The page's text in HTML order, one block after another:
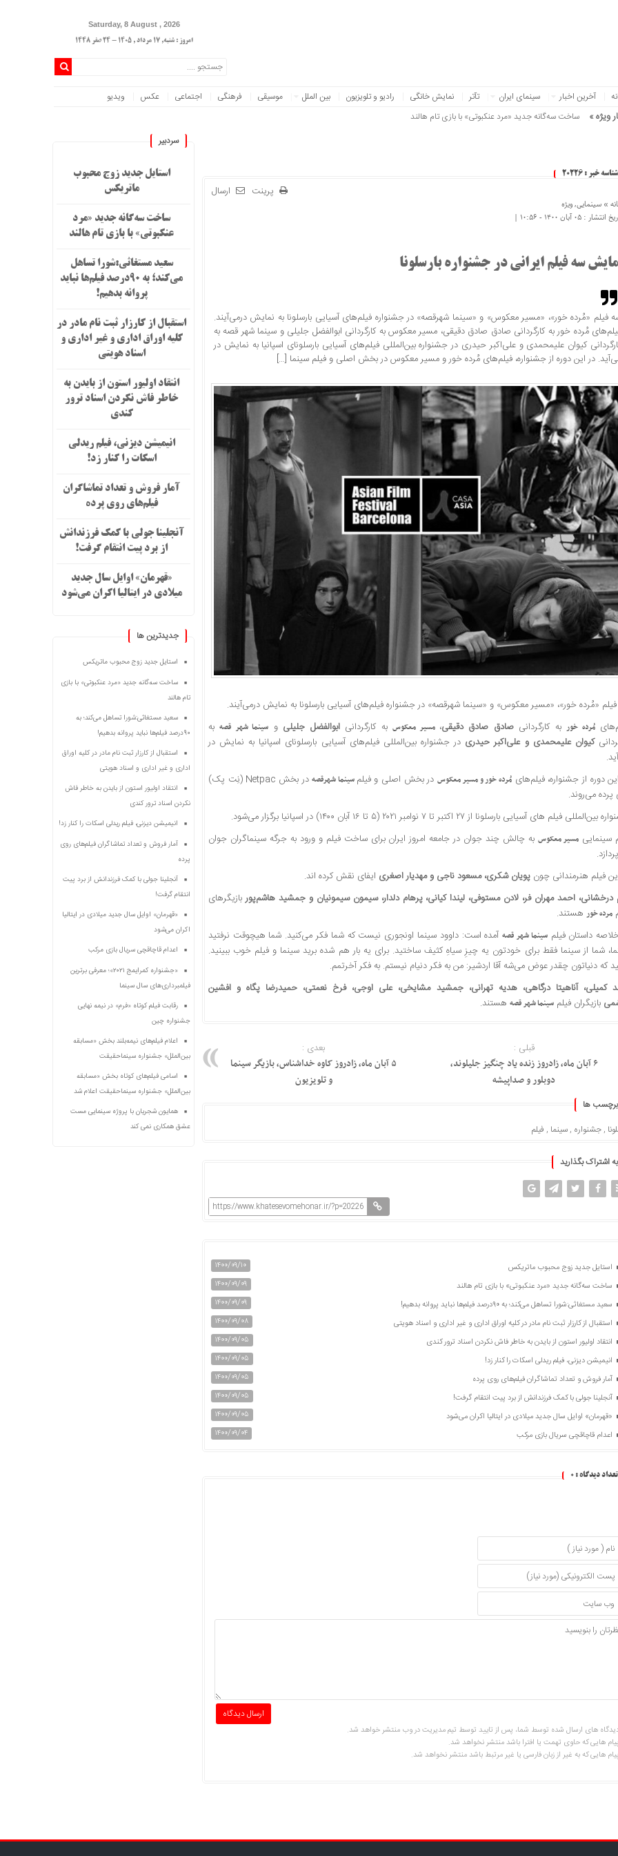
Saturday, 8 August , 2026
امروز : شنبه, ۱۷ مرداد , ۱۴۰۵ - 24 صفر 1448
آخرین اخبار سینمای ایران تآتر نمایش خانگی رادیو و تلویزیون بین الملل موسیقی فرهنگی اجتماعی عکس ویدیو
ویژه » ساخت سه‌گانه جدید «مرد عنکبوتی» با بازی تام هالند
شناسه خبر : 20226
ارسال پرینت
» سینمایی,ویژه
انتشار : ۰۵ آبان ۱۴۰۰ - ۱۰:۵۶ |
سه فیلم ایرانی در جشنواره بارسلونا
فیلم «مُرده خور»، «مسیر معکوس» و «سینما شهرقصه» در جشنواره فیلم‌های آسیایی بارسلونا به نمایش درمی‌آیند.
مُرده خور به کارگردانی صادق صادق دقیقی، مسیر معکوس به کارگردانی ابوالفضل جلیلی و سینما شهر قصه به
کیوان علیمحمدی و علی‌اکبر حیدری در جشنواره بین‌المللی فیلم‌های آسیایی بارسلونای اسپانیا به نمایش در
در این دوره از جشنواره، فیلم‌های مُرده خور و مسیر معکوس در بخش اصلی و فیلم سینما […]
«مُرده خور»، «مسیر معکوس» و «سینما شهرقصه» در جشنواره فیلم‌های آسیایی بارسلونا به نمایش درمی‌آیند.
مُرده خوربه کارگردانی صادق صادق دقیقی، مسیر معکوسبه کارگردانی ابوالفضل جلیلی و سینما شهر قصهبه
کیوان علیمحمدی و علی‌اکبر حیدری در جشنواره بین‌المللی فیلم‌های آسیایی بارسلونای اسپانیا به نمایش در
دوره از جشنواره، فیلم‌هایمُرده خور و مسیر معکوسدر بخش اصلی و فیلم سینما شهرقصه
در بخش Netpac (نِت پک)
پرده می‌روند.
فیلم های آسیایی بارسلونا از ۲۷ اکتبر تا ۷ نوامبر ۲۰۲۱ (۵ تا ۱۶ آبان ۱۴۰۰) در اسپانیا برگزار می‌شود.
سینمایی مسیر معکوسبه چالش چند جوان در جامعه امروز ایران برای ساخت فیلم و ورود به جرگه سینماگران جوان
فیلم هنرمندانی چون پویان شکری، مسعود ناجی و مهدیار اصغری ایفای نقش کرده اند.
درخشانی، احمد مهران فر، لادن مستوفی، لیندا کیانی، پرهام دلدار، سیمون سیمونیان و جمشید هاشم‌پوربازیگرهای
مرده خور هستند.
داستان فیلمسینما شهر قصهآمده است: داوود سینما اونجوری نیست که شما فکر می‌کنید. شما هیچوقت نرفتید
شما از سینما فقط برای خودتون یه چیزِ سیاهِ کثیف ساختید. برای یه بار هم شده برید سینما و فیلم خوب ببینید.
که دنیاتون چقدر عوض می‌شه آقا اردشیر: من به فکر دنیام نیستم. به فکر آخرتمم.
کمیلی، آناهیتا درگاهی، هدیه تهرانی، جمشید مشایخی، علی اوجی، فرخ نعمتی، حمیدرضا پگاه و افشین
بازیگران فیلم سینما شهر قصه هستند.
بعدی :
۵ آبان ماه، زادروز کاوه خداشناس، بازیگر سینما
و تلویزیون
قبلی :
۶ آبان ماه، زادروز زنده یاد چنگیز جلیلوند،
دوبلور و صداپیشه
برچسب ها
,جشنواره ,سینما , فیلم
به اشتراک بگذارید
https://www.khatesevomehonar.ir/?p=20226
استایل جدید زوج محبوب ماتریکس
۱۴۰۰/۰۹/۱۰
ساخت سه‌گانه جدید «مرد عنکبوتی» با بازی تام هالند
۱۴۰۰/۰۹/۰۹
سعید مستغاثی:شورا تساهل می‌کند؛ به ۹۰درصد فیلم‌ها نباید پروانه بدهیم!
۱۴۰۰/۰۹/۰۹
استقبال از کارزار ثبت نام مادر در کلیه اوراق اداری و غیر اداری و اسناد هویتی
۱۴۰۰/۰۹/۰۸
انتقاد اولیور استون از بایدن به خاطر فاش نکردن اسناد ترور کندی
۱۴۰۰/۰۹/۰۵
انیمیشن دیزنی، فیلم ریدلی اسکات را کنار زد!
۱۴۰۰/۰۹/۰۵
آمار فروش و تعداد تماشاگران فیلم‌های روی پرده
۱۴۰۰/۰۹/۰۵
آنجلینا جولی با کمک فرزندانش از برد پیت انتقام گرفت!
۱۴۰۰/۰۹/۰۵
«قهرمان» اوایل سال جدید میلادی در ایتالیا اکران می‌شود
۱۴۰۰/۰۹/۰۵
اعدام قاچاقچی سریال بازی مرکب
۱۴۰۰/۰۹/۰۴
تعداد دیدگاه : 0
های ارسال شده توسط شما، پس از تایید توسط تیم مدیریت در وب منتشر خواهد شد.
پیام هایی که حاوی تهمت یا افترا باشد منتشر نخواهد شد.
پیام هایی که به غیر از زبان فارسی یا غیر مرتبط باشد منتشر نخواهد شد.
سردبیر
استایل جدید زوج محبوب
ماتریکس
ساخت سه‌گانه جدید «مرد
عنکبوتی» با بازی تام هالند
سعید مستغاثی:شورا تساهل
می‌کند؛ به ۹۰درصد فیلم‌ها نباید
پروانه بدهیم!
استقبال از کارزار ثبت نام مادر در
کلیه اوراق اداری و غیر اداری و
اسناد هویتی
انتقاد اولیور استون از بایدن به
خاطر فاش نکردن اسناد ترور
کندی
انیمیشن دیزنی، فیلم ریدلی
اسکات را کنار زد!
آمار فروش و تعداد تماشاگران
فیلم‌های روی پرده
آنجلینا جولی با کمک فرزندانش
از برد پیت انتقام گرفت!
«قهرمان» اوایل سال جدید
میلادی در ایتالیا اکران می‌شود
جديدترين ها
استایل جدید زوج محبوب ماتریکس
ساخت سه‌گانه جدید «مرد عنکبوتی» با بازی
تام هالند
سعید مستغاثی:شورا تساهل می‌کند؛ به
۹۰درصد فیلم‌ها نباید پروانه بدهیم!
استقبال از کارزار ثبت نام مادر در کلیه اوراق
اداری و غیر اداری و اسناد هویتی
انتقاد اولیور استون از بایدن به خاطر فاش
نکردن اسناد ترور کندی
انیمیشن دیزنی، فیلم ریدلی اسکات را کنار زد!
آمار فروش و تعداد تماشاگران فیلم‌های روی
پرده
آنجلینا جولی با کمک فرزندانش از برد پیت
انتقام گرفت!
«قهرمان» اوایل سال جدید میلادی در ایتالیا
اکران می‌شود
اعدام قاچاقچی سریال بازی مرکب
«جشنواره کمرایمج ۲۰۲۱»؛ معرفی برترین
فیلمبرداری‌های سال سینما
رقابت فیلم کوتاه «فرم» در نیمه نهایی
جشنواره چین
اعلام فیلم‌های نیمه‌بلند بخش «مسابقه
بین‌الملل» جشنواره سینماحقیقت
اسامی فیلم‌های کوتاه بخش «مسابقه
بین‌الملل» جشنواره سینماحقیقت اعلام شد
همایون شجریان با پروژه سینمایی مست
عشق همکاری نمی کند